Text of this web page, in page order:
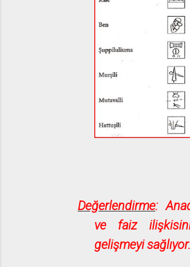
Değerlendirme:
ve faiz
gelişmeyi sağlıyor.